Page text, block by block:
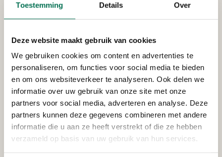
Toestemming Details Over
Deze website maakt gebruik van cookies
We gebruiken cookies om content en advertenties te
personaliseren, om functies voor social media te bieden
en om ons websiteverkeer te analyseren. Ook delen we
informatie over uw gebruik van onze site met onze
partners voor social media, adverteren en analyse. Deze
partners kunnen deze gegevens combineren met andere
informatie die u aan ze heeft verstrekt of die ze hebben
verzameld op basis van uw gebruik van hun services.
Europoort Construction B.V.
Ido-Ambacht
Verleend
Scheepswerf en Machinefabriek
't Ambacht B.V.
Noordeinde 3, 3341 LW Hendrik-Ido-Ambacht